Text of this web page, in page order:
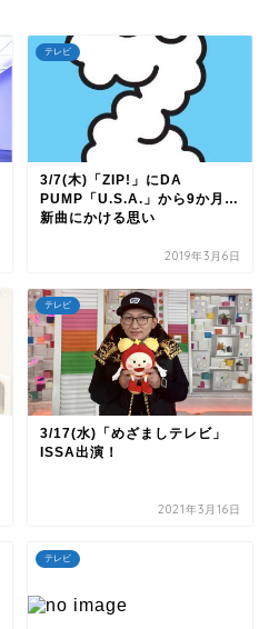
テレビ
3/7(木)「ZIP!」にDA
PUMP「U.S.A.」から9か月…
新曲にかける思い
2019年3月6日
テレビ
3/17(水)「めざましテレビ」
ISSA出演！
2021年3月16日
テレビ